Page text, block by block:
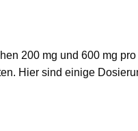
200 mg und 600 mg
Hier sind einige